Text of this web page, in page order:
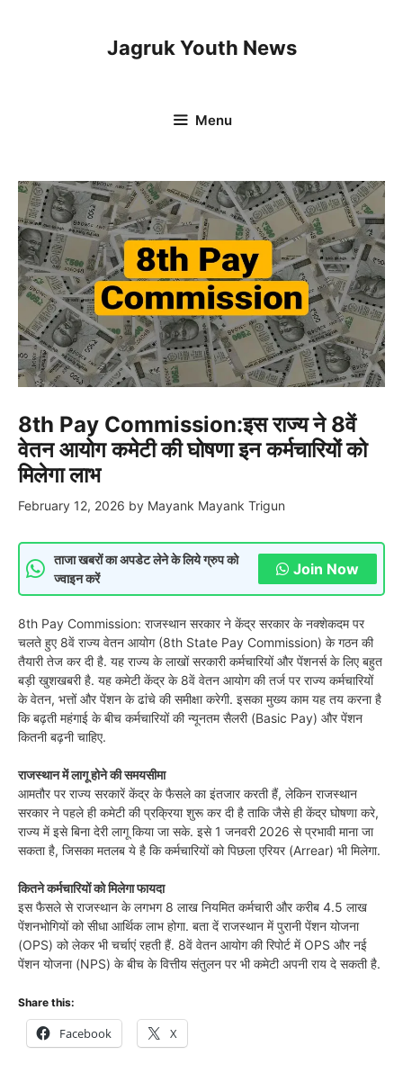
Jagruk Youth News
Menu
8th Pay Commission:इस राज्‍य ने 8वें
वेतन आयोग कमेटी की घोषणा इन कर्मचारियों को
मिलेगा लाभ
February 12, 2026 by Mayank Mayank Trigun
ताजा खबरों का अपडेट लेने के लिये ग्रुप को
ज्वाइन करें
Join Now
8th Pay Commission: राजस्थान सरकार ने केंद्र सरकार के नक्शेकदम पर
चलते हुए 8वें राज्य वेतन आयोग (8th State Pay Commission) के गठन की
तैयारी तेज कर दी है. यह राज्य के लाखों सरकारी कर्मचारियों और पेंशनर्स के लिए बहुत
बड़ी खुशखबरी है. यह कमेटी केंद्र के 8वें वेतन आयोग की तर्ज पर राज्य कर्मचारियों
के वेतन, भत्तों और पेंशन के ढांचे की समीक्षा करेगी. इसका मुख्य काम यह तय करना है
कि बढ़ती महंगाई के बीच कर्मचारियों की न्यूनतम सैलरी (Basic Pay) और पेंशन
कितनी बढ़नी चाहिए.
राजस्थान में लागू होने की समयसीमा
आमतौर पर राज्य सरकारें केंद्र के फैसले का इंतजार करती हैं, लेकिन राजस्थान
सरकार ने पहले ही कमेटी की प्रक्रिया शुरू कर दी है ताकि जैसे ही केंद्र घोषणा करे,
राज्य में इसे बिना देरी लागू किया जा सके. इसे 1 जनवरी 2026 से प्रभावी माना जा
सकता है, जिसका मतलब ये है कि कर्मचारियों को पिछला एरियर (Arrear) भी मिलेगा.
क‍ितने कर्मचार‍ियों को म‍िलेगा फायदा
इस फैसले से राजस्थान के लगभग 8 लाख नियमित कर्मचारी और करीब 4.5 लाख
पेंशनभोगियों को सीधा आर्थिक लाभ होगा. बता दें राजस्थान में पुरानी पेंशन योजना
(OPS) को लेकर भी चर्चाएं रहती हैं. 8वें वेतन आयोग की रिपोर्ट में OPS और नई
पेंशन योजना (NPS) के बीच के वित्तीय संतुलन पर भी कमेटी अपनी राय दे सकती है.
Share this:
Facebook X